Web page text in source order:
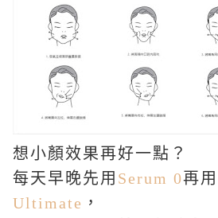
想小顏效果再好一點？
每天早晚先用 Serum 0再用
Ultimate ，